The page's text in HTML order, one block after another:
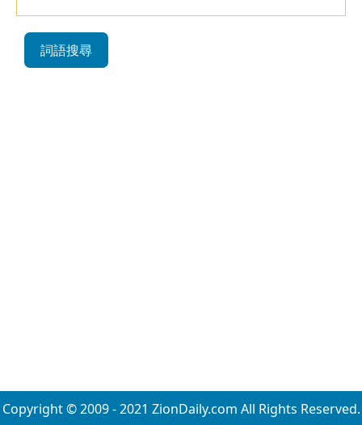
詞語搜尋
Copyright © 2009 - 2021 ZionDaily.com All Rights Reserved.